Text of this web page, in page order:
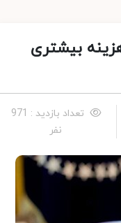
بیشتری
تعداد بازدید : 971
نفر